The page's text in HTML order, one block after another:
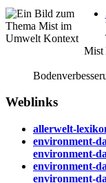
Mist
Weblinks
allerwelt-
environment-
environment-
environment-
environment-